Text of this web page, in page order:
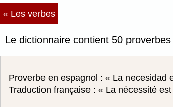
« Les verbes
Le dictionnaire contient 50
Proverbe en espagnol :
La necesidad
Traduction française :
La nécessité